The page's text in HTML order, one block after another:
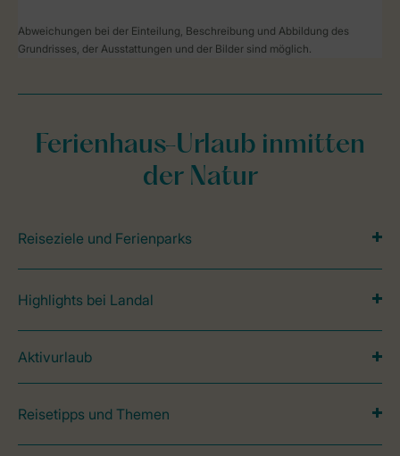
Abweichungen bei der Einteilung, Beschreibung und Abbildung des
Grundrisses, der Ausstattungen und der Bilder sind möglich.
Ferienhaus-Urlaub inmitten
der Natur
Reiseziele und Ferienparks
Highlights bei Landal
Aktivurlaub
Reisetipps und Themen